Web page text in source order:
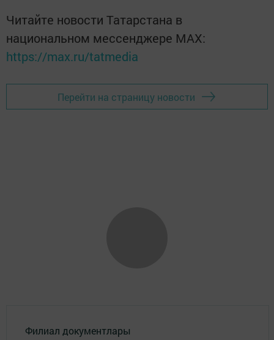
Читайте новости Татарстана в
национальном мессенджере MАХ:
https://max.ru/tatmedia
Перейти на страницу новости
Филиал документлары